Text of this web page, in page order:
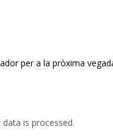
per a la pròxima
is processed.